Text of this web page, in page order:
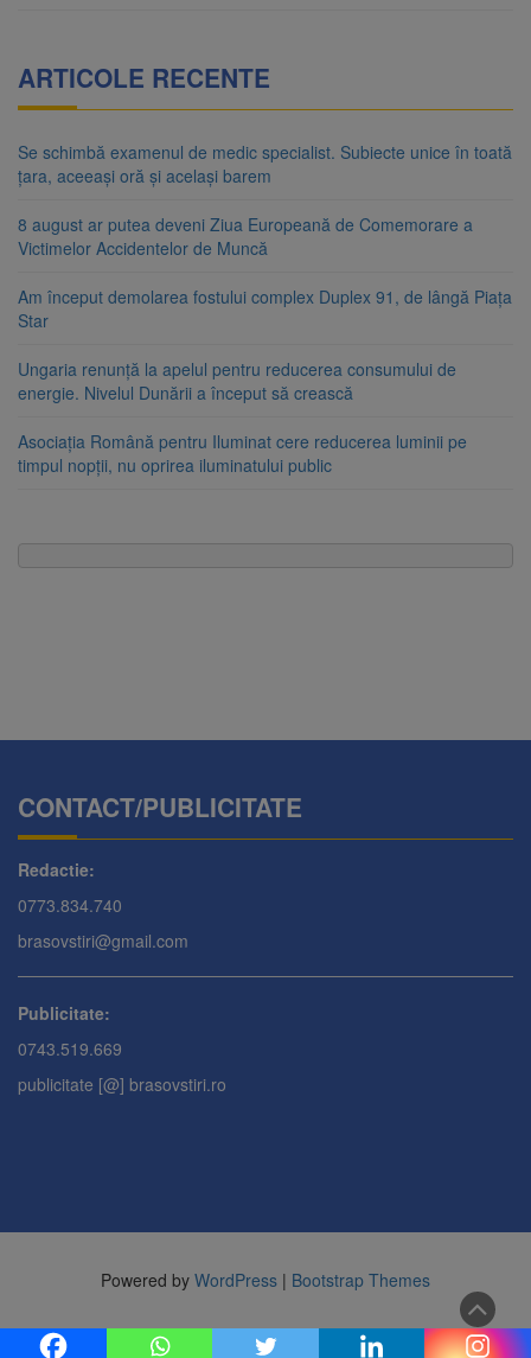
ARTICOLE RECENTE
Se schimbă examenul de medic specialist. Subiecte unice în toată
țara, aceeași oră și același barem
8 august ar putea deveni Ziua Europeană de Comemorare a
Victimelor Accidentelor de Muncă
Am început demolarea fostului complex Duplex 91, de lângă Piața
Star
Ungaria renunță la apelul pentru reducerea consumului de
energie. Nivelul Dunării a început să crească
Asociația Română pentru Iluminat cere reducerea luminii pe
timpul nopții, nu oprirea iluminatului public
CONTACT/PUBLICITATE
Redactie:
0773.834.740
brasovstiri@gmail.com
Publicitate:
0743.519.669
publicitate [@] brasovstiri.ro
Powered by WordPress | Bootstrap Themes